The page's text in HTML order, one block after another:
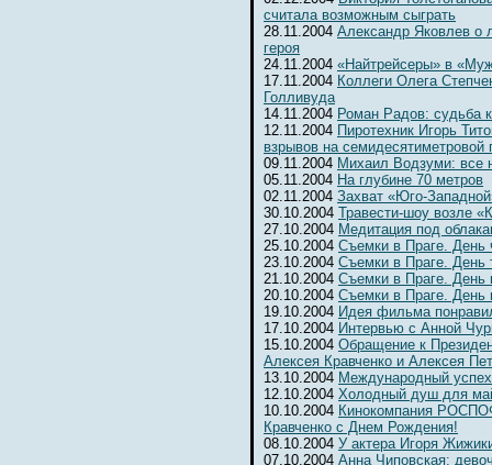
считала возможным сыграть
28.11.2004 Александр Яковлев о
героя
24.11.2004 «Найтрейсеры» в
17.11.2004 Коллеги Олега
Голливуда
14.11.2004 Роман Радов: судьба
12.11.2004 Пиротехник Игорь
взрывов на семидесятиметровой
09.11.2004 Михаил Водзуми: все
05.11.2004 На глубине 70 метров
02.11.2004 Захват «Юго-
30.10.2004 Травести-шоу возле
27.10.2004 Медитация под
25.10.2004 Съемки в Праге. День
23.10.2004 Съемки в Праге. День
21.10.2004 Съемки в Праге. День
20.10.2004 Съемки в Праге. День
19.10.2004 Идея фильма
17.10.2004 Интервью с Анной
15.10.2004 Обращение к
Алексея Кравченко и Алексея
13.10.2004 Международный
12.10.2004 Холодный душ для
10.10.2004 Кинокомпания
Кравченко с Днем Рождения!
08.10.2004 У актера Игоря
07.10.2004 Анна Чиповская: